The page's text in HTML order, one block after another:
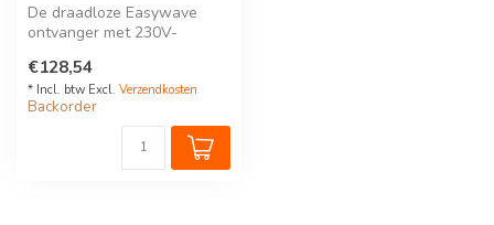
De draadloze Easywave
ontvanger met 230V-
kanaal) is ge...
€128,54
* Incl. btw Excl. Verzendkosten
Backorder